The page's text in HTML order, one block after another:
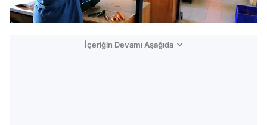
İçeriğin Devamı Aşağıda